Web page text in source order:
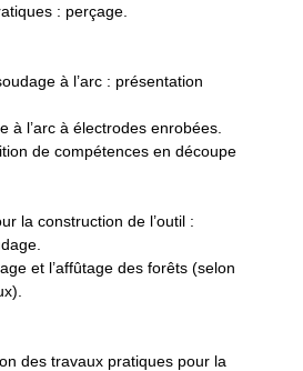
: perçage.
à l’arc : présentation
à l’arc à électrodes enrobées.
de compétences en découpe
la construction de l’outil :
et l’affûtage des forêts (selon
des travaux pratiques pour la